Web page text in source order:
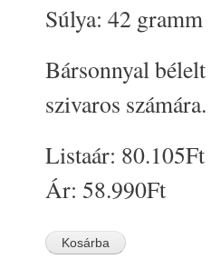
Súlya: 42 gramm
Bársonnyal
szivaros számára.
Listaár: 80.105Ft
Ár: 58.990Ft